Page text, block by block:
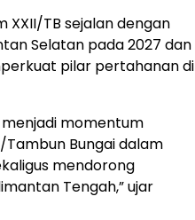
XXII/TB sejalan dengan
Selatan pada 2027 dan
pilar pertahanan di
momentum
Bungai dalam
mendorong
Tengah,” ujar